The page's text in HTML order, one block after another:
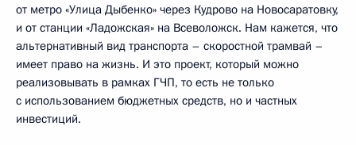
от метро «Улица Дыбенко» через Кудрово на Новосаратовку,
и от станции «Ладожская» на Всеволожск. Нам кажется, что
альтернативный вид транспорта – скоростной трамвай –
имеет право на жизнь. И это проект, который можно
реализовывать в рамках ГЧП, то есть не только
с использованием бюджетных средств, но и частных
инвестиций.